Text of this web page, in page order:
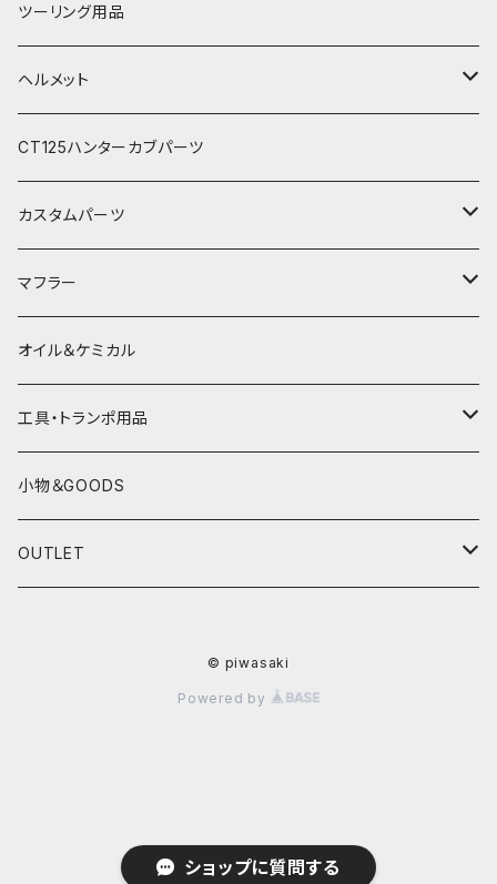
ショップに質問する
アライヘルメット
SHOEI
OGKカブト
HJC
秋冬ライディングジャケット
電熱ウェア
秋冬ライディングパンツ
秋冬防寒インナーウェア
レザーウェア
プロテクター＆小物
電熱ウェア
インナーウェア
グローブ
メッシュグローブ
秋冬防風防寒グローブ
電熱グローブ
ライディングブーツ
ライディングシューズ
ツーリング用品
ヘルメット
フルフェイスヘルメット
オープンフェイスヘルメット
パーツ&小物
CT125ハンターカブパーツ
カスタムパーツ
HONDA
YAMAHA
SUZUKI
KAWASAKI
外装パーツ
マフラー
HONDA
YAMAHA
SUZUKI
KAWASAKI
オイル＆ケミカル
工具・トランポ用品
充電器
小物＆GOODS
OUTLET
© piwasaki
Powered by